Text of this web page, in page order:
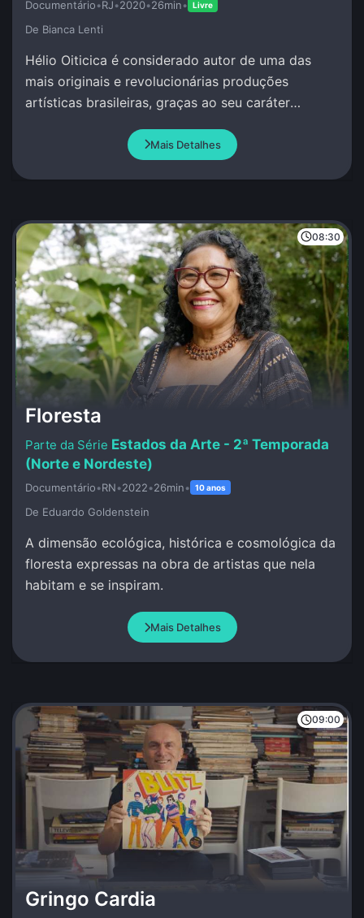
Documentário•RJ•2020•26min• Livre
De Bianca Lenti
Hélio Oiticica é considerado autor de uma das
mais originais e revolucionárias produções
artísticas brasileiras, graças ao seu caráter
Mais Detalhes
08:30
Floresta
Estados da Arte - 2ª Temporada
(Norte e Nordeste)
Documentário•RN•2022•26min• 10 anos
De Eduardo Goldenstein
A dimensão ecológica, histórica e cosmológica da
floresta expressas na obra de artistas que nela
habitam e se inspiram.
Mais Detalhes
09:00
Gringo Cardia